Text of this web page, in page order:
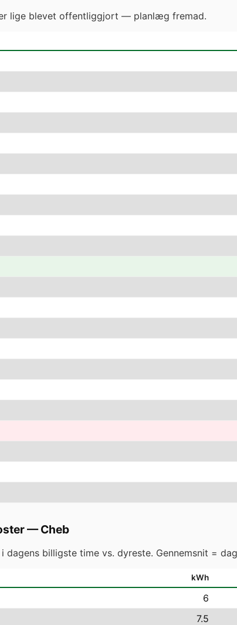
lige blevet offentliggjort — planlæg fremad.
—Cheb
dagens billigste time vs. dyreste. Gennemsnit =
kWh
6
7.5